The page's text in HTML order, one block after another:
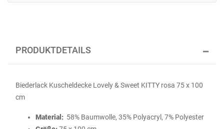
PRODUKTDETAILS
Biederlack Kuscheldecke Lovely & Sweet KITTY rosa 75 x 100
cm
Material: 58% Baumwolle, 35% Polyacryl, 7% Polyester